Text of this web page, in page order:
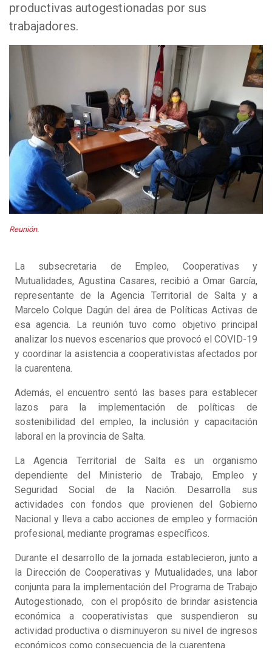
productivas autogestionadas por sus
trabajadores.
Reunión.
La subsecretaria de Empleo, Cooperativas y
Mutualidades, Agustina Casares, recibió a Omar García,
representante de la Agencia Territorial de Salta y a
Marcelo Colque Dagún del área de Políticas Activas de
esa agencia. La reunión tuvo como objetivo principal
analizar los nuevos escenarios que provocó el COVID-19
y coordinar la asistencia a cooperativistas afectados por
la cuarentena.
Además, el encuentro sentó las bases para establecer
lazos para la implementación de políticas de
sostenibilidad del empleo, la inclusión y capacitación
laboral en la provincia de Salta.
La Agencia Territorial de Salta es un organismo
dependiente del Ministerio de Trabajo, Empleo y
Seguridad Social de la Nación. Desarrolla sus
actividades con fondos que provienen del Gobierno
Nacional y lleva a cabo acciones de empleo y formación
profesional, mediante programas específicos.
Durante el desarrollo de la jornada establecieron, junto a
la Dirección de Cooperativas y Mutualidades, una labor
conjunta para la implementación del Programa de Trabajo
Autogestionado, con el propósito de brindar asistencia
económica a cooperativistas que suspendieron su
actividad productiva o disminuyeron su nivel de ingresos
económicos como consecuencia de la cuarentena.